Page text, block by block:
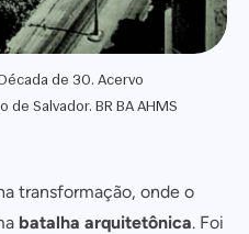
de 30. Acervo
Salvador. BR BA AHMS
transformação, onde o
batalha arquitetônica. Foi